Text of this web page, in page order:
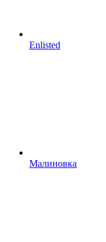
Enlisted
Малиновка